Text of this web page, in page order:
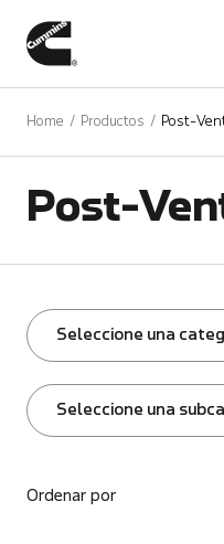
Home Productos Post-
Post-
Seleccione una
Seleccione una
Ordenar por